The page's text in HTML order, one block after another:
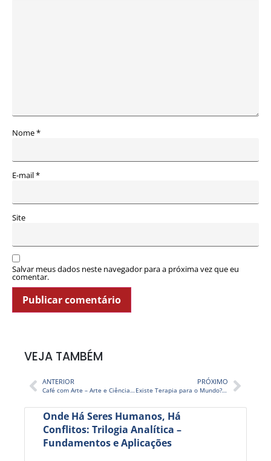
Nome*
E-mail*
Site
Salvar meus dados neste navegador para a próxima vez que eu
comentar.
VEJA TAMBÉM
ANTERIOR
Café com Arte – Arte e Ciência na Gastronomia
PRÓXIMO
Existe Terapia para o Mundo? – TV STOP 311
Onde Há Seres Humanos, Há
Conflitos: Trilogia Analítica –
Fundamentos e Aplicações